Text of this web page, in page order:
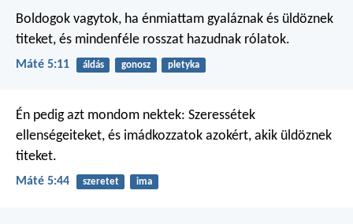
Boldogok vagytok, ha énmiattam gyaláznak és üldöznek
titeket, és mindenféle rosszat hazudnak rólatok.
Máté 5:11 áldás gonosz pletyka
Én pedig azt mondom nektek: Szeressétek
ellenségeiteket, és imádkozzatok azokért, akik üldöznek
titeket.
Máté 5:44 szeretet ima